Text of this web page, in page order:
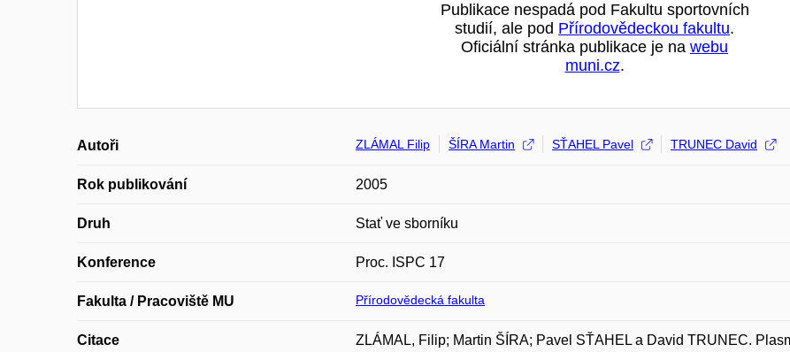
Publikace nespadá pod Fakultu sportovních
studií, ale pod Přírodovědeckou fakultu.
Oficiální stránka publikace je na webu
muni.cz.
Autoři ZLÁMAL Filip ŠÍRA Martin SŤAHEL Pavel TRUNEC David
Rok publikování 2005
Druh Stať ve sborníku
Konference Proc. ISPC 17
Fakulta / Pracoviště MU Přírodovědecká fakulta
Citace
ZLÁMAL, Filip; Martin ŠÍRA; Pavel SŤAHEL a David TRUNEC.